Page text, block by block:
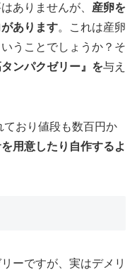
ありませんが、 産卵を
あります。これは産卵
うことでしょうか？そ
タンパクゼリー』を与え
ており値段も数百円か
用意したり自作するよ
ーですが、実はデメリ